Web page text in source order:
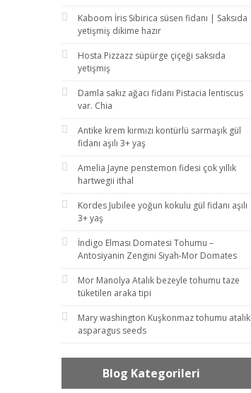
Kaboom İris Sibirica süsen fidanı | Saksıda
yetişmiş dikime hazır
Hosta Pizzazz süpürge çiçeği saksıda
yetişmiş
Damla sakız ağacı fidanı Pistacia lentiscus
var. Chia
Antike krem kırmızı kontürlü sarmaşık gül
fidanı aşılı 3+ yaş
Amelia Jayne penstemon fidesi çok yıllık
hartwegii ithal
Kordes Jubilee yoğun kokulu gül fidanı aşılı
3+ yaş
İndigo Elması Domatesi Tohumu –
Antosiyanin Zengini Siyah-Mor Domates
Mor Manolya Atalık bezeyle tohumu taze
tüketilen araka tipi
Mary washington Kuşkonmaz tohumu atalık
asparagus seeds
Blog Kategorileri